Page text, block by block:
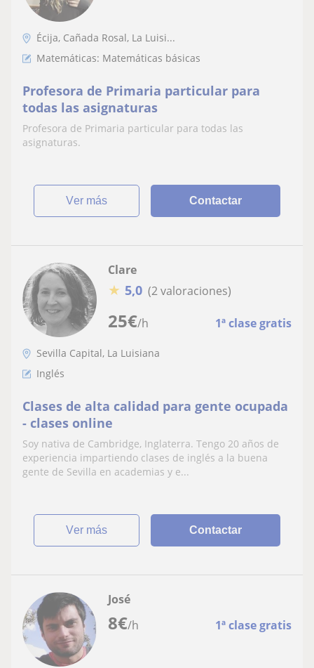
Écija, Cañada Rosal, La Luisi...
Matemáticas: Matemáticas básicas
Profesora de Primaria particular para
todas las asignaturas
Profesora de Primaria particular para todas las
asignaturas.
ver más Contactar
25€/h 1ª clase gratis
Clare
★ 5,0 (2 valoraciones)
Sevilla Capital, La Luisiana
Inglés
Clases de alta calidad para gente ocupada
- clases online
Soy nativa de Cambridge, Inglaterra. Tengo 20 años de
experiencia impartiendo clases de inglés a la buena
gente de Sevilla en academias y e...
ver más Contactar
8€/h 1ª clase gratis
José